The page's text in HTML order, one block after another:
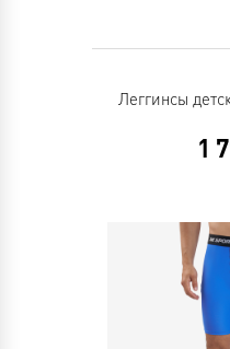
Леггинсы
1